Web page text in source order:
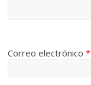
Correo electrónico*